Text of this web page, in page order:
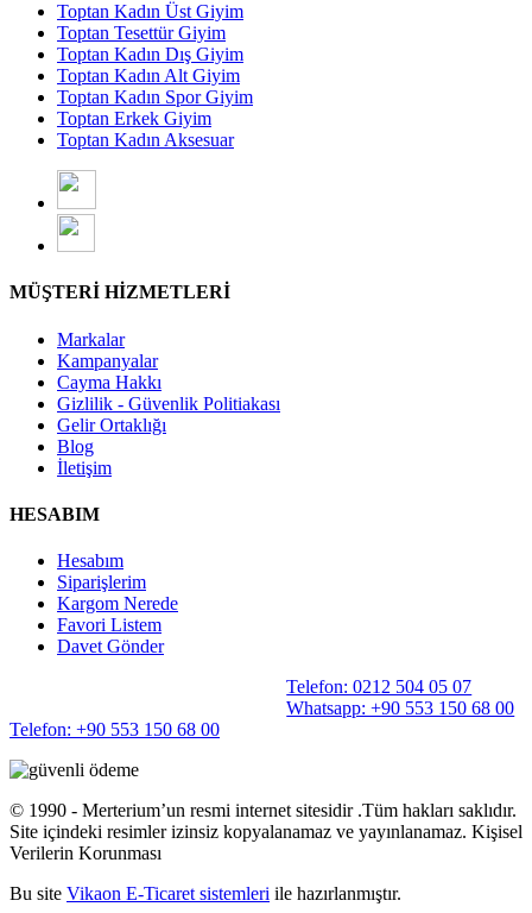
Toptan Kadın Üst Giyim
Toptan Tesettür Giyim
Toptan Kadın Dış Giyim
Toptan Kadın Alt Giyim
Toptan Kadın Spor Giyim
Toptan Erkek Giyim
Toptan Kadın Aksesuar
MÜŞTERİ HİZMETLERİ
Markalar
Kampanyalar
Cayma Hakkı
Gizlilik - Güvenlik Politiakası
Gelir Ortaklığı
Blog
İletişim
HESABIM
Hesabım
Siparişlerim
Kargom Nerede
Favori Listem
Davet Gönder
Telefon: 0212 504 05 07
Whatsapp: +90 553 150 68 00
Telefon: +90 553 150 68 00
©️ 1990 - Merterium’un resmi internet sitesidir .Tüm hakları saklıdır.
Site içindeki resimler izinsiz kopyalanamaz ve yayınlanamaz. Kişisel
Verilerin Korunması
Bu site Vikaon E-Ticaret sistemleri ile hazırlanmıştır.